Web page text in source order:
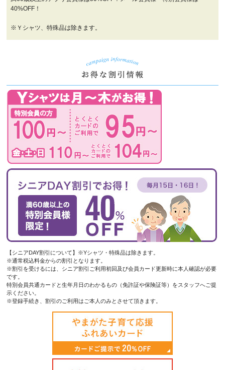
40%OFF！
※Ｙシャツ、特殊品は除きます。
【シニアDAY割引について】※Yシャツ・特殊品は除きます。
※通常税込料金からの割引となります。
※割引を受けるには、シニア割引ご利用初回及び会員カード更新時に本人確認が必要
です。
特別会員共通カードと生年月日のわかるもの（免許証や保険証等）をスタッフへご提
示ください。
※登録手続き、割引のご利用はご本人のみとさせて頂きます。